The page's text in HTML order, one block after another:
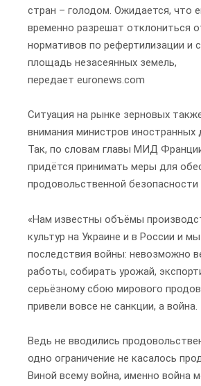
стран – голодом. Ожидается, что
временно разрешат отклониться
нормативов по рефертилизации и
площадь незасеянных земель,
передает euronews.com
Ситуация на рынке зерновых
внимания министров иностранных
Так, по словам главы МИД
придётся принимать меры для
продовольственной безопасности
«Нам известны объёмы
культур на Украине и в России и
последствия войны: невозможно
работы, собирать урожай,
серьёзному сбою мирового
привели вовсе не санкции, а война.
Ведь не вводились
одно ограничение не касалось
Виной всему война, именно война